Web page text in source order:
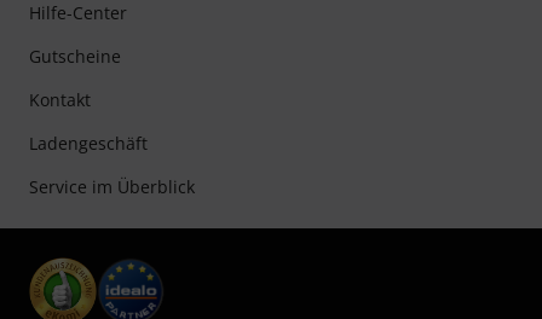
Hilfe-Center
Gutscheine
Kontakt
Ladengeschäft
Service im Überblick